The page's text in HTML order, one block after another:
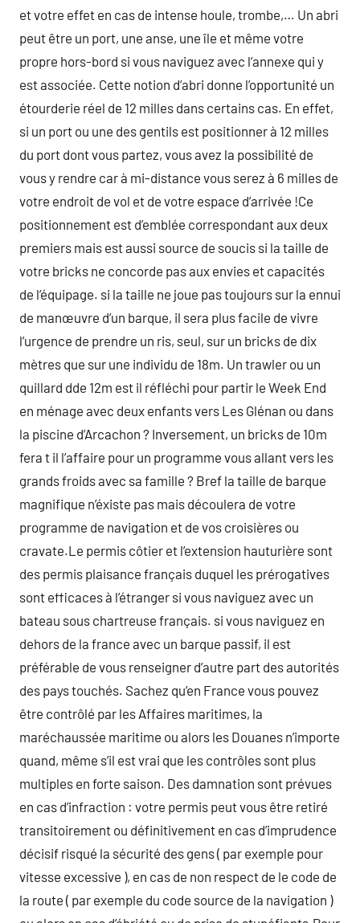
et votre effet en cas de intense houle, trombe,… Un abri
peut être un port, une anse, une île et même votre
propre hors-bord si vous naviguez avec l’annexe qui y
est associée. Cette notion d’abri donne l’opportunité un
étourderie réel de 12 milles dans certains cas. En effet,
si un port ou une des gentils est positionner à 12 milles
du port dont vous partez, vous avez la possibilité de
vous y rendre car à mi-distance vous serez à 6 milles de
votre endroit de vol et de votre espace d’arrivée !Ce
positionnement est d’emblée correspondant aux deux
premiers mais est aussi source de soucis si la taille de
votre bricks ne concorde pas aux envies et capacités
de l’équipage. si la taille ne joue pas toujours sur la ennui
de manœuvre d’un barque, il sera plus facile de vivre
l’urgence de prendre un ris, seul, sur un bricks de dix
mètres que sur une individu de 18m. Un trawler ou un
quillard dde 12m est il réfléchi pour partir le Week End
en ménage avec deux enfants vers Les Glénan ou dans
la piscine d’Arcachon ? Inversement, un bricks de 10m
fera t il l’affaire pour un programme vous allant vers les
grands froids avec sa famille ? Bref la taille de barque
magnifique n’éxiste pas mais découlera de votre
programme de navigation et de vos croisières ou
cravate.Le permis côtier et l’extension hauturière sont
des permis plaisance français duquel les prérogatives
sont efficaces à l’étranger si vous naviguez avec un
bateau sous chartreuse français. si vous naviguez en
dehors de la france avec un barque passif, il est
préférable de vous renseigner d’autre part des autorités
des pays touchés. Sachez qu’en France vous pouvez
être contrôlé par les Affaires maritimes, la
maréchaussée maritime ou alors les Douanes n’importe
quand, même s’il est vrai que les contrôles sont plus
multiples en forte saison. Des damnation sont prévues
en cas d’infraction : votre permis peut vous être retiré
transitoirement ou définitivement en cas d’imprudence
décisif risqué la sécurité des gens ( par exemple pour
vitesse excessive ), en cas de non respect de le code de
la route ( par exemple du code source de la navigation )